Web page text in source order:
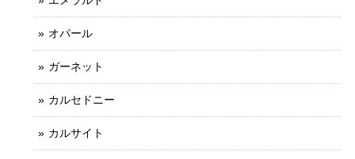
オパール
ガーネット
カルセドニー
カルサイト